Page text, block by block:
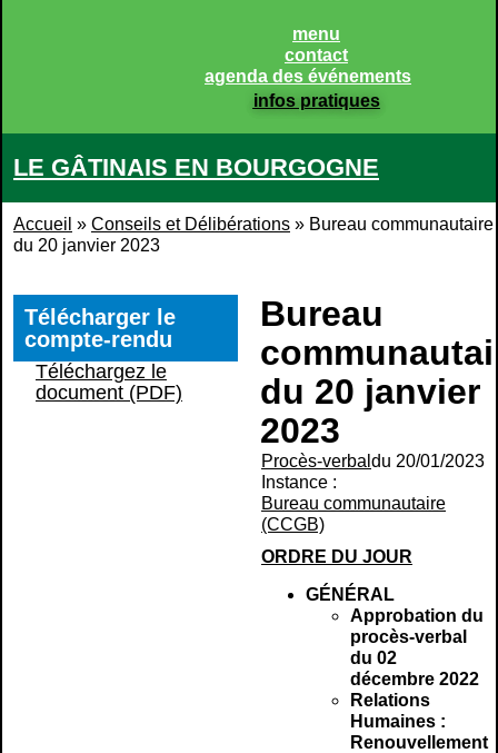
menu
contact
agenda des événements
infos pratiques
LE GÂTINAIS EN BOURGOGNE
Accueil » Conseils et Délibérations » Bureau communautaire
du 20 janvier 2023
Bureau
du 20 janvier
2023
Procès-verbal du 20/01/2023
Instance :
Bureau communautaire
(CCGB)
ORDRE DU JOUR
GÉNÉRAL
Approbation du
procès-verbal
du 02
décembre 2022
Relations
Humaines :
Renouvellement
Télécharger le
compte-rendu
Téléchargez le
document (PDF)